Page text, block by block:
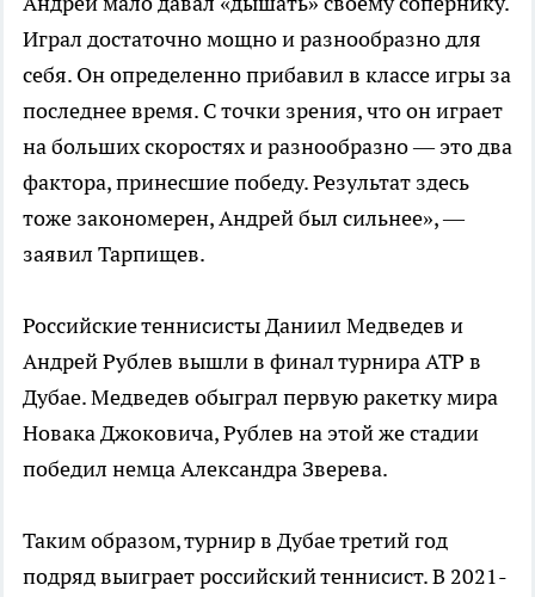
Играл достаточно мощно и разнообразно для
себя. Он определенно прибавил в классе игры за
последнее время. С точки зрения, что он играет
на больших скоростях и разнообразно — это два
фактора, принесшие победу. Результат здесь
тоже закономерен, Андрей был сильнее», —
заявил Тарпищев.
Российские теннисисты Даниил Медведев и
Андрей Рублев вышли в финал турнира ATP в
Дубае. Медведев обыграл первую ракетку мира
Новака Джоковича, Рублев на этой же стадии
победил немца Александра Зверева.
Таким образом, турнир в Дубае третий год
подряд выиграет российский теннисист. В 2021-